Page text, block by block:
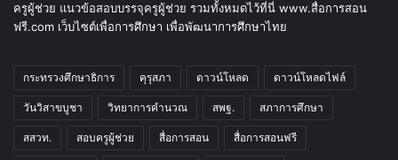
ครูผู้ช่วย แนวข้อสอบบรรจุครูผู้ช่วย รวมทั้งหมดไว้ที่นี่ www.สื่อการสอน
ฟรี.com เว็บไซต์เพื่อการศึกษา เพื่อพัฒนาการศึกษาไทย
กระทรวงศึกษาธิการ คุรุสภา ดาวน์โหลด ดาวน์โหลดไฟล์
วันวิสาขบูชา วิทยาการคำนวณ สพฐ. สภาการศึกษา
สสวท. สอบครูผู้ช่วย สื่อการสอน สื่อการสอนฟรี